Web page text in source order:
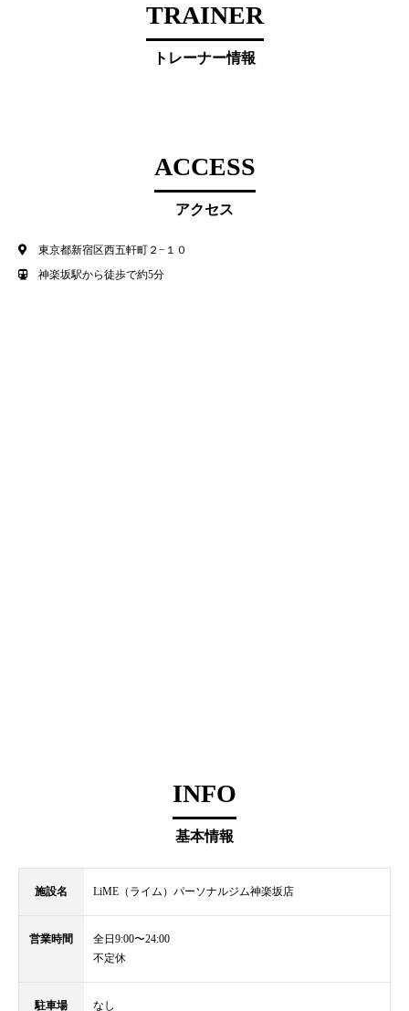
TRAINER
トレーナー情報
ACCESS
アクセス
東京都新宿区西五軒町２−１０
神楽坂駅から徒歩で約5分
INFO
基本情報
施設名 LiME（ライム）パーソナルジム神楽坂店
営業時間
全日9:00〜24:00
不定休
駐車場 なし